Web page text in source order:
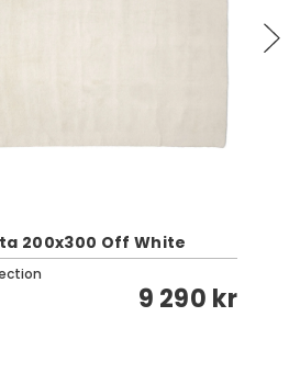
200x300 Off White
9 290 kr